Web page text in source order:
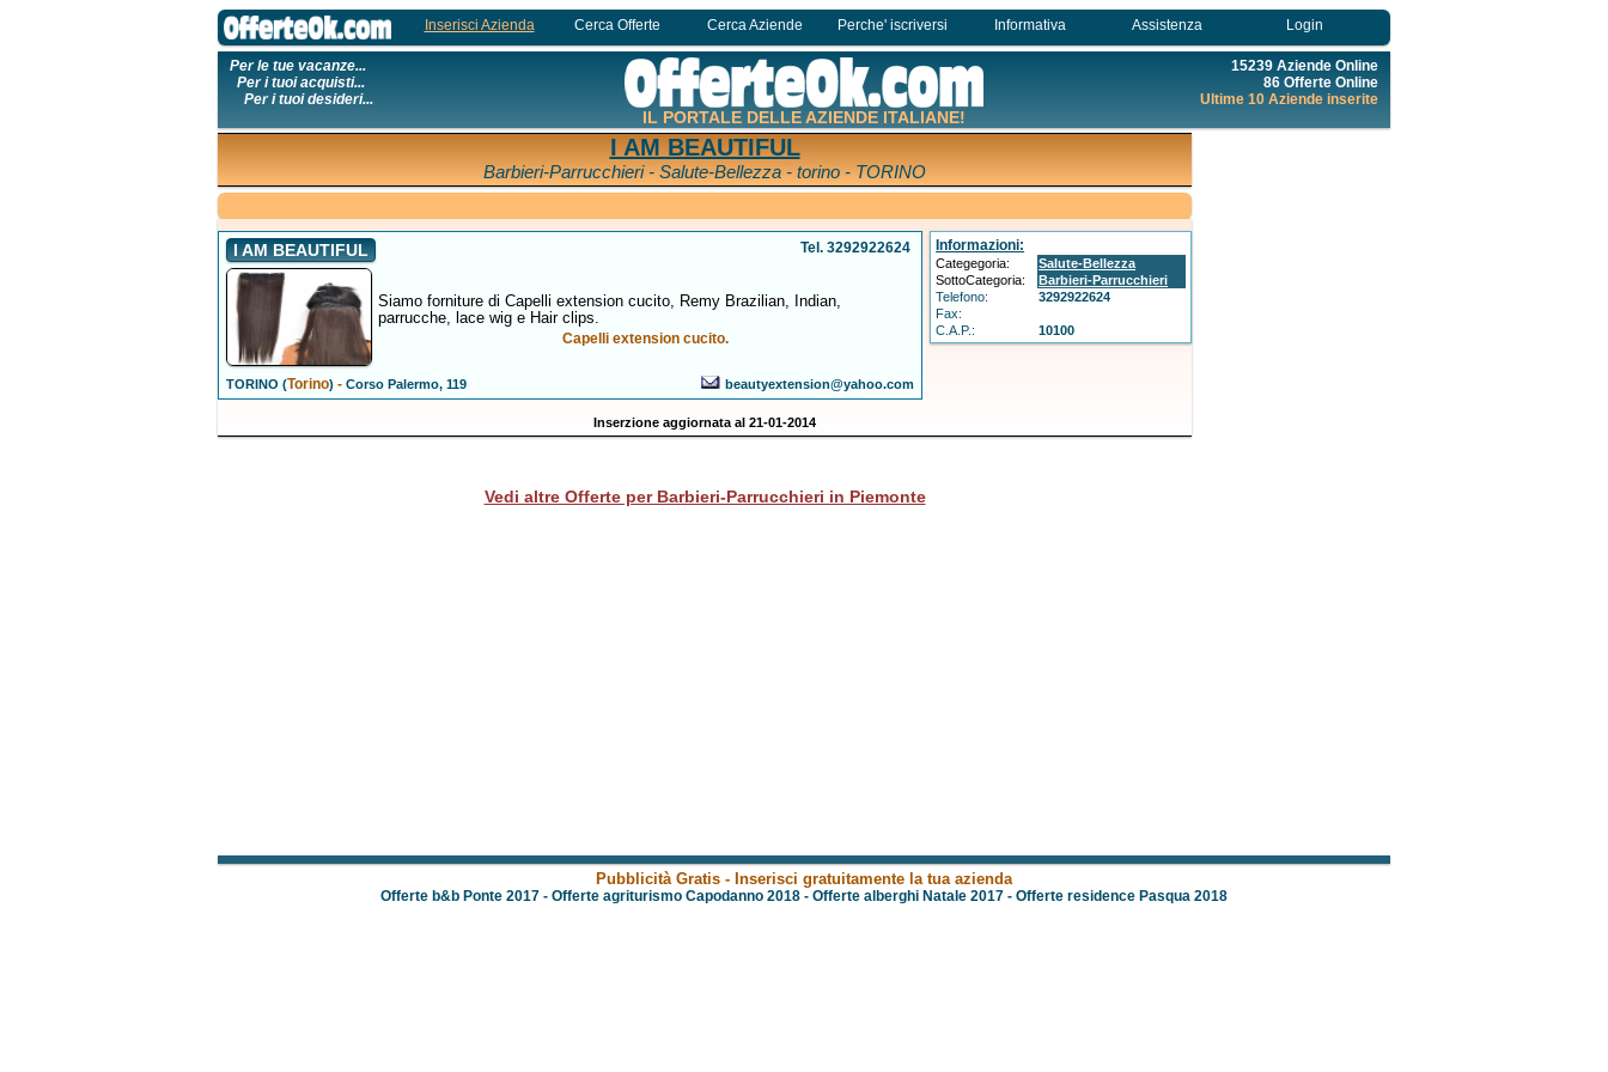
Inserisci Azienda Cerca Offerte Cerca Aziende Perche' iscriversi Informativa Assistenza Login
Per le tue vacanze...
Per i tuoi acquisti...
Per i tuoi desideri...
IL PORTALE DELLE AZIENDE ITALIANE!
15239 Aziende Online
86 Offerte Online
Ultime 10 Aziende inserite
I AM BEAUTIFUL
Barbieri-Parrucchieri - Salute-Bellezza - torino - TORINO
I AM BEAUTIFUL Tel. 3292922624
Siamo forniture di Capelli extension cucito, Remy Brazilian, Indian,
parrucche, lace wig e Hair clips.
Capelli extension cucito.
TORINO (Torino) -Corso Palermo, 119 beautyextension@yahoo.com
Informazioni:
Categegoria:
Salute-Bellezza
SottoCategoria:
Barbieri-Parrucchieri
Telefono:
3292922624
Fax:
C.A.P.:
10100
Inserzione aggiornata al 21-01-2014
Vedi altre Offerte per Barbieri-Parrucchieri in Piemonte
Pubblicità Gratis - Inserisci gratuitamente la tua azienda
Offerte b&b Ponte 2017 - Offerte agriturismo Capodanno 2018 - Offerte alberghi Natale 2017 - Offerte residence Pasqua 2018